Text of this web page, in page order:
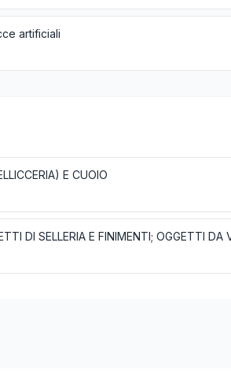
artificiali
E CUOIO